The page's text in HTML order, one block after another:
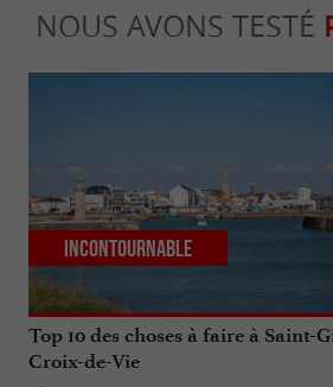
NOUS AVONS TESTÉ
Top 10 des choses à faire à Saint-
Croix-de-Vie
Incontournable